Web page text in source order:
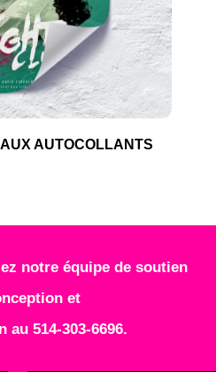
AUTOCOLLANTS
notre équipe de soutien
et
au 514-303-6696.